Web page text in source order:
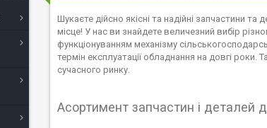
Шукаєте дійсно якісні та надійні запчастини
місце! У нас ви знайдете величезний вибір
функціонуванням механізму
термін експлуатації обладнання на довгі роки.
сучасного ринку.
Асортимент запчастин і деталей